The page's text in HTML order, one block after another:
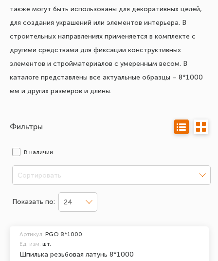
также могут быть использованы для декоративных целей,
для создания украшений или элементов интерьера. В
строительных направлениях применяется в комплекте с
другими средствами для фиксации конструктивных
элементов и стройматериалов с умеренным весом. В
каталоге представлены все актуальные образцы – 8*1000
мм и других размеров и длины.
Фильтры
В наличии
Сортировать
Показать по: 24
Шпилька резьбовая латунь 8*1000
Артикул: PGO 8*1000
Ед. изм. шт.